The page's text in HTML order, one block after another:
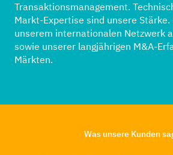
Transaktionsmanagement.
Markt-Expertise sind unsere
unserem internationalen Netzwerk
sowie unserer langjährigen M&A-
Märkten.
Was unsere Kunden